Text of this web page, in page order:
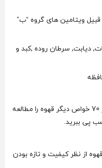
ویتامین های گروه “ب”
دیابت, سرطان روده ,کبد و
با یک بررسی کوتاه میتوانید بیش از 70 خواص دیگر قهوه را مطالعه
پی ببرید.
از نظر کیفیت و تازه بودن